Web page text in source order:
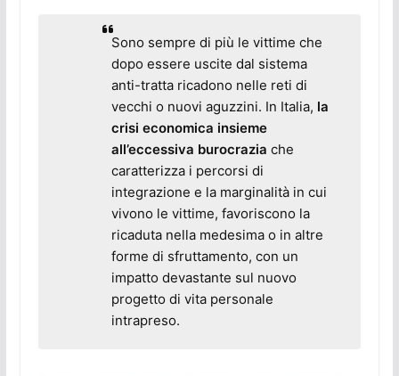
Sono sempre di più le vittime che
dopo essere uscite dal sistema
anti-tratta ricadono nelle reti di
vecchi o nuovi aguzzini. In Italia, la
crisi economica insieme
all’eccessiva burocrazia che
caratterizza i percorsi di
integrazione e la marginalità in cui
vivono le vittime, favoriscono la
ricaduta nella medesima o in altre
forme di sfruttamento, con un
impatto devastante sul nuovo
progetto di vita personale
intrapreso.